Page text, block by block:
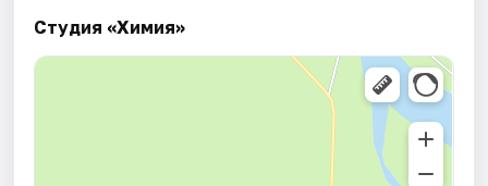
Студия «Химия»